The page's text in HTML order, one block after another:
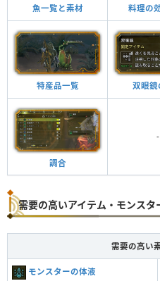
魚一覧と素材 料理の
特産品一覧 双眼鏡
調合
-
需要の高いアイテム・モンスタ
需要の高い
モンスターの体液